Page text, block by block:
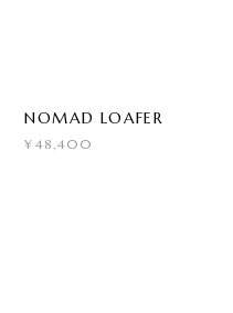
NOMAD LOAFER
¥48,400